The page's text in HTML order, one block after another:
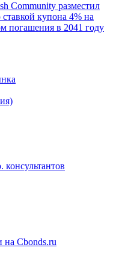
Community разместил
купона 4% на
погашения в 2041 году
Cbonds.ru